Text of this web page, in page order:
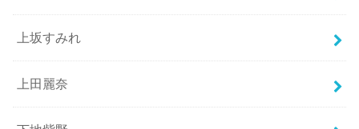
上坂すみれ
上田麗奈